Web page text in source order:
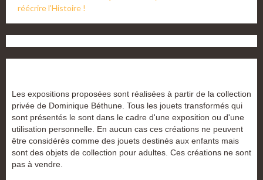
réécrire l'Histoire !
Les expositions proposées sont réalisées à partir de la collection
privée de Dominique Béthune. Tous les jouets transformés qui
sont présentés le sont dans le cadre d'une exposition ou d'une
utilisation personnelle. En aucun cas ces créations ne peuvent
être considérés comme des jouets destinés aux enfants mais
sont des objets de collection pour adultes. Ces créations ne sont
pas à vendre.